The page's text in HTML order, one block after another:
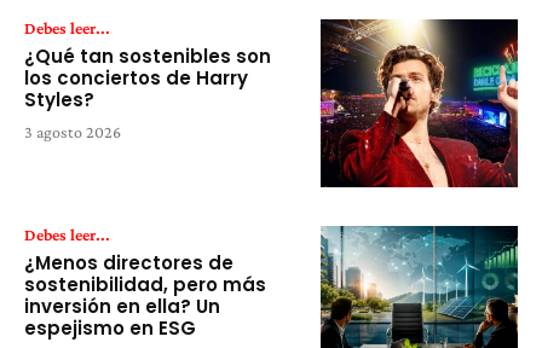
Debes leer...
¿Qué tan sostenibles son
los conciertos de Harry
Styles?
3 agosto 2026
Debes leer...
¿Menos directores de
sostenibilidad, pero más
inversión en ella? Un
espejismo en ESG